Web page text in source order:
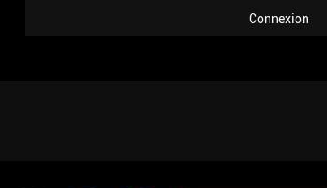
Connexion